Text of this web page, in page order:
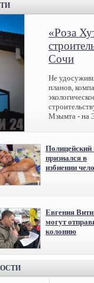
«Роза
Сочи
Не
планов,
Мзымта - на
Полицейский
признался в
избиении
Евгения
могут
колонию